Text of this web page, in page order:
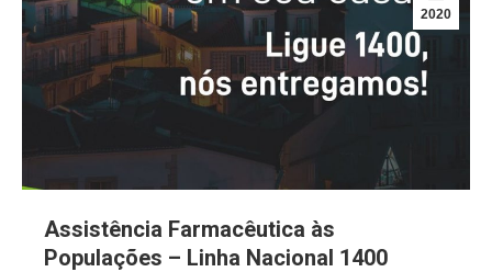
2020
Assistência Farmacêutica às
Populações – Linha Nacional 1400